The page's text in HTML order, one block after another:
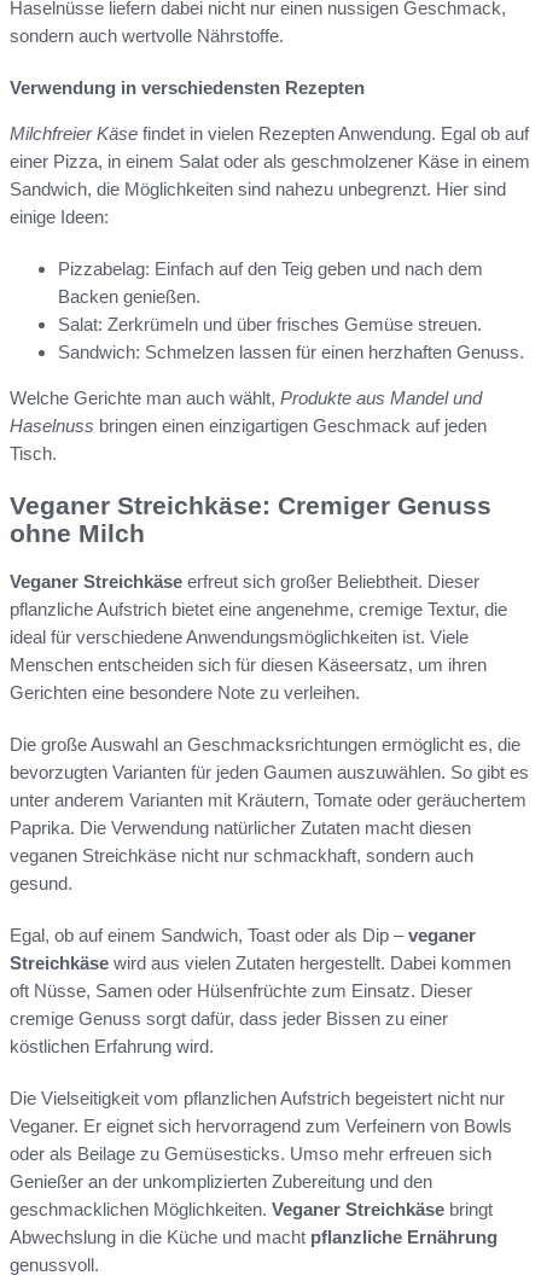
Haselnüsse liefern dabei nicht nur einen nussigen Geschmack,
sondern auch wertvolle Nährstoffe.
Verwendung in verschiedensten Rezepten
Milchfreier Käse findet in vielen Rezepten Anwendung. Egal ob auf
einer Pizza, in einem Salat oder als geschmolzener Käse in einem
Sandwich, die Möglichkeiten sind nahezu unbegrenzt. Hier sind
einige Ideen:
Pizzabelag: Einfach auf den Teig geben und nach dem
Backen genießen.
Salat: Zerkrümeln und über frisches Gemüse streuen.
Sandwich: Schmelzen lassen für einen herzhaften Genuss.
Welche Gerichte man auch wählt, Produkte aus Mandel und
Haselnuss bringen einen einzigartigen Geschmack auf jeden
Tisch.
Veganer Streichkäse: Cremiger Genuss
ohne Milch
Veganer Streichkäse erfreut sich großer Beliebtheit. Dieser
pflanzliche Aufstrich bietet eine angenehme, cremige Textur, die
ideal für verschiedene Anwendungsmöglichkeiten ist. Viele
Menschen entscheiden sich für diesen Käseersatz, um ihren
Gerichten eine besondere Note zu verleihen.
Die große Auswahl an Geschmacksrichtungen ermöglicht es, die
bevorzugten Varianten für jeden Gaumen auszuwählen. So gibt es
unter anderem Varianten mit Kräutern, Tomate oder geräuchertem
Paprika. Die Verwendung natürlicher Zutaten macht diesen
veganen Streichkäse nicht nur schmackhaft, sondern auch
gesund.
Egal, ob auf einem Sandwich, Toast oder als Dip –veganer
Streichkäse wird aus vielen Zutaten hergestellt. Dabei kommen
oft Nüsse, Samen oder Hülsenfrüchte zum Einsatz. Dieser
cremige Genuss sorgt dafür, dass jeder Bissen zu einer
köstlichen Erfahrung wird.
Die Vielseitigkeit vom pflanzlichen Aufstrich begeistert nicht nur
Veganer. Er eignet sich hervorragend zum Verfeinern von Bowls
oder als Beilage zu Gemüsesticks. Umso mehr erfreuen sich
Genießer an der unkomplizierten Zubereitung und den
geschmacklichen Möglichkeiten. Veganer Streichkäse bringt
Abwechslung in die Küche und macht pflanzliche Ernährung
genussvoll.